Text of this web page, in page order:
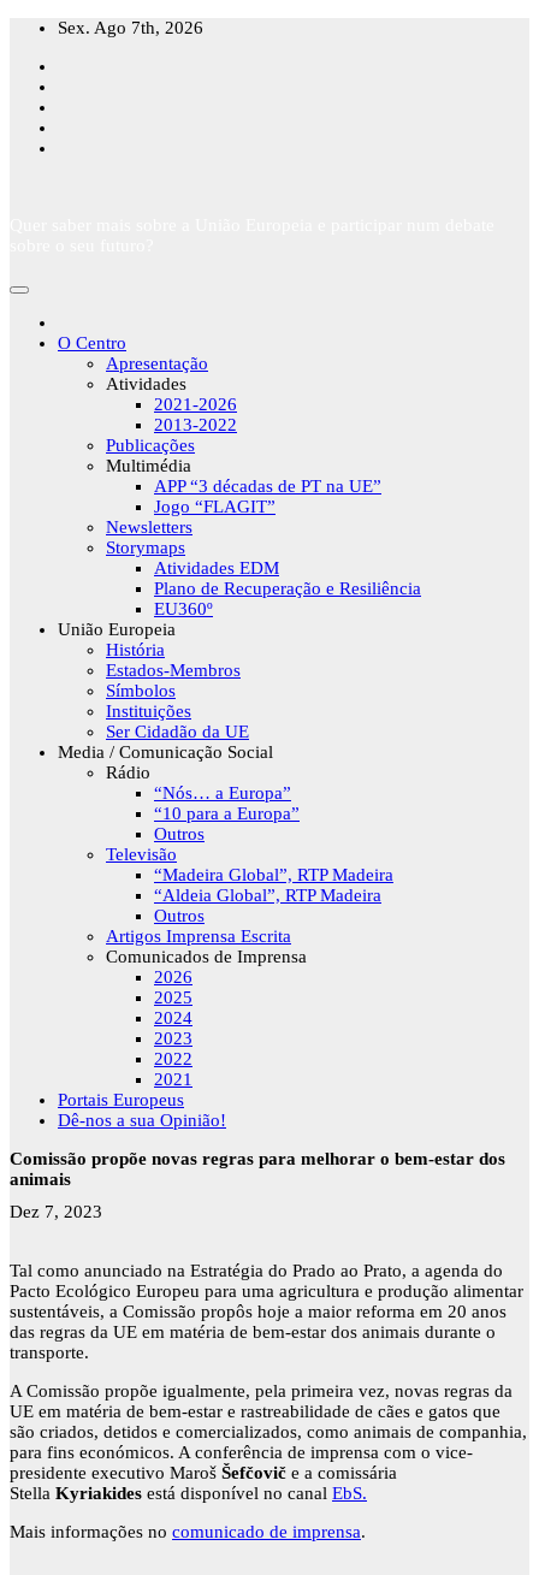
Skip
content
Sex. Ago 7th, 2026
O Centro
Apresentação
Atividades
2021-2026
2013-2022
Publicações
Multimédia
APP “3 décadas de PT na UE”
Jogo “FLAGIT”
Newsletters
Storymaps
Atividades EDM
Plano de Recuperação e Resiliência
EU360º
União Europeia
História
Estados-Membros
Símbolos
Instituições
Ser Cidadão da UE
Media / Comunicação Social
Rádio
“Nós… a Europa”
“10 para a Europa”
Outros
Televisão
“Madeira Global”, RTP Madeira
“Aldeia Global”, RTP Madeira
Outros
Artigos Imprensa Escrita
Comunicados de Imprensa
2026
2025
2024
2023
2022
2021
Portais Europeus
Dê-nos a sua Opinião!
Comissão propõe novas regras para melhorar o bem-estar dos
animais
Dez 7, 2023
Tal como anunciado na Estratégia do Prado ao Prato, a agenda do
Pacto Ecológico Europeu para uma agricultura e produção alimentar
sustentáveis, a Comissão propôs hoje a maior reforma em 20 anos
das regras da UE em matéria de bem-estar dos animais durante o
transporte.
A Comissão propõe igualmente, pela primeira vez, novas regras da
UE em matéria de bem-estar e rastreabilidade de cães e gatos que
são criados, detidos e comercializados, como animais de companhia,
para fins económicos. A conferência de imprensa com o vice-
presidente executivo Maroš Šefčovič e a comissária
Stella Kyriakides está disponível no canal EbS.
Mais informações no comunicado de imprensa.